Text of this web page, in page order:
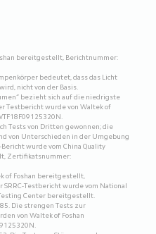
bereitgestellt, Berichtnummer:
bedeutet, dass das Licht
nicht von der Basis.
bezieht sich auf die niedrigste
Testbericht wurde von Waltek of
Tests von Dritten gewonnen; die
von Unterschieden in der Umgebung
wurde vom China Quality
Zertifikatsnummer:
of Foshan bereitgestellt,
Testbericht wurde vom National
Center bereitgestellt.
Die strengen Tests zur
von Waltek of Foshan